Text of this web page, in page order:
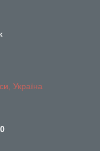
Україна